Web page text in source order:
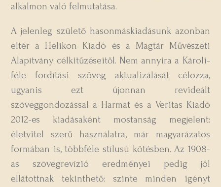
alkalmon való felmutatása.
A jelenleg születő hasonmáskiadásunk azonban
eltér a Helikon Kiadó és a Magtár Művészeti
Alapítvány célkitűzéseitől. Nem annyira a Károli-
féle fordítási szöveg aktualizálását célozza,
ugyanis ezt újonnan revideált
szöveggondozással a Harmat és a Veritas Kiadó
2012-es kiadásaként mostanság megjelent:
életvitel szerű használatra, már magyarázatos
formában is, többféle stílusú kötésben. Az 1908-
as szövegrevízió eredményei pedig jól
ellátottnak tekinthető: szinte minden igényt